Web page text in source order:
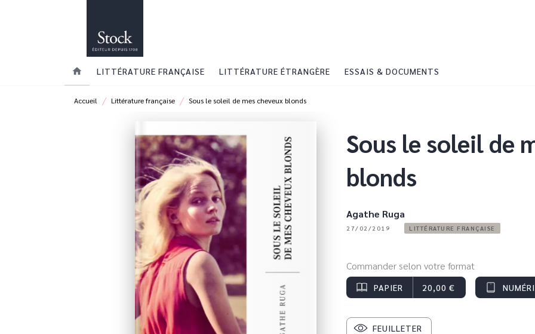
home LITTÉRATURE FRANÇAISE LITTÉRATURE ÉTRANGÈRE ESSAIS & DOCUMENTS
Accueil / Littérature française / Sous le soleil de mes cheveux blonds
Sous le soleil de
blonds
Agathe Ruga
27/02/2019 LITTÉRATURE FRANÇAISE
Commander selon votre format
PAPIER 20,00 €
FEUILLETER